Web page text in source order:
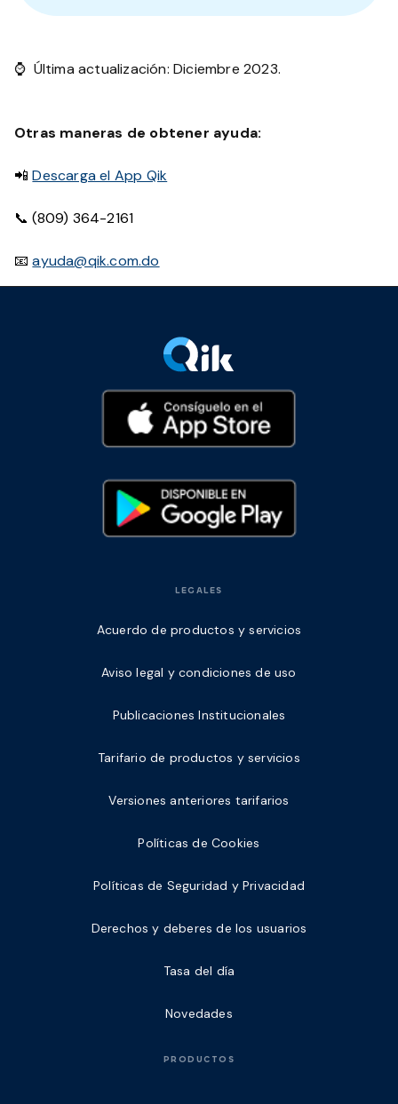
⌚ Última actualización: Diciembre 2023.
Otras maneras de obtener ayuda:
📲Descarga el App Qik
📞 (809) 364-2161
📧ayuda@qik.com.do
LEGALES
Acuerdo de productos y servicios
Aviso legal y condiciones de uso
Publicaciones Institucionales
Tarifario de productos y servicios
Versiones anteriores tarifarios
Políticas de Cookies
Políticas de Seguridad y Privacidad
Derechos y deberes de los usuarios
Tasa del día
Novedades
PRODUCTOS